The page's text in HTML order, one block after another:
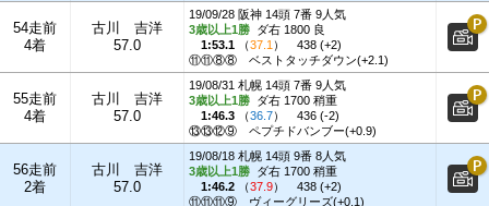
54走前
4着
古川 吉洋
57.0
19/09/28 阪神 14頭 7番 9人気
3歳以上1勝 ダ右 1800 良
1:53.1 （37.1 ）
438 (+2)
⑪⑪⑧⑧
ベストタッチダウン(+2.1)
55走前
4着
古川 吉洋
57.0
19/08/31 札幌 14頭 7番 9人気
3歳以上1勝 ダ右 1700 稍重
1:46.3 （36.7）
436 (-2)
⑬⑬⑫⑨
ペプチドバンブー(+0.9)
56走前
2着
古川 吉洋
57.0
19/08/18 札幌 14頭 9番 8人気
3歳以上1勝 ダ右 1700 稍重
1:46.2 （37.9）
438 (+2)
⑪⑪⑪⑨
ヴィーグリーズ(+0.1)